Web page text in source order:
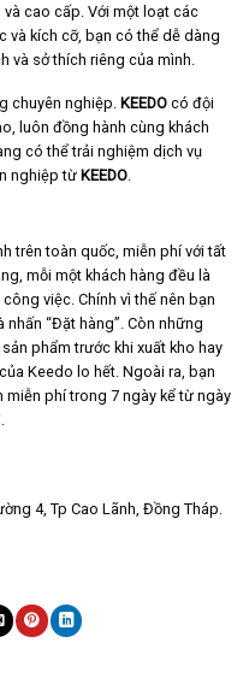
cao cấp. Với một loạt các
và kích cỡ, bạn có thể dễ dàng
và sở thích riêng của mình.
chuyên nghiệp. KEEDO có đội
luôn đồng hành cùng khách
có thể trải nghiệm dịch vụ
nghiệp từ KEEDO.
trên toàn quốc, miễn phí với tất
mỗi một khách hàng đều là
việc. Chính vì thế nên bạn
“Đặt hàng”. Còn những
phẩm trước khi xuất kho hay
Keedo lo hết. Ngoài ra, bạn
phí trong 7 ngày kể từ ngày
4, Tp Cao Lãnh, Đồng Tháp.